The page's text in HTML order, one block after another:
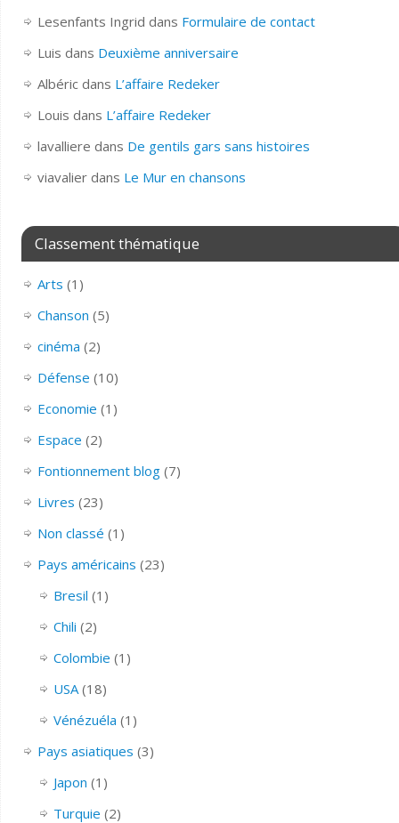
Lesenfants Ingrid dans Formulaire de contact
Luis dans Deuxième anniversaire
Albéricdans L’affaire Redeker
Louis dans L’affaire Redeker
lavalliere dans De gentils gars sans histoires
viavalierdans Le Mur en chansons
Classement thématique
Arts (1)
Chanson (5)
cinéma (2)
Défense (10)
Economie (1)
Espace (2)
Fontionnement blog(7)
Livres (23)
Non classé (1)
Pays américains (23)
Bresil (1)
Chili (2)
Colombie (1)
USA(18)
Vénézuéla (1)
Pays asiatiques (3)
Japon (1)
Turquie (2)